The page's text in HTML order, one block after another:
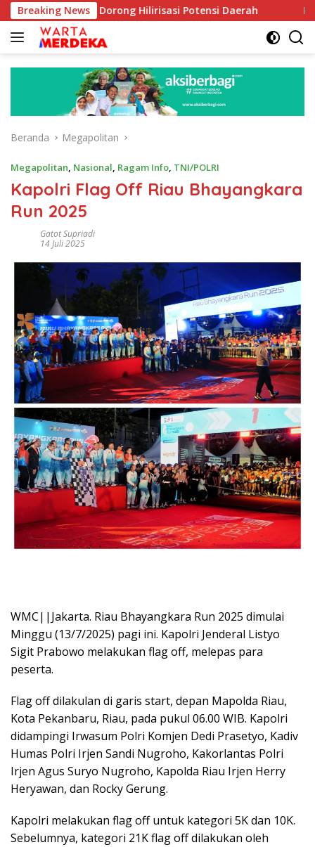
Langsung
ke
konten
Breaking News
Dorong Hilirisasi Potensi Daerah DPR Dorong
Beranda Megapolitan
Megapolitan, Nasional, Ragam Info, TNI/POLRI
Kapolri Flag Off Riau Bhayangkara
Run 2025
Gatot Supriadi
14 Juli 2025
WMC||Jakarta. Riau Bhayangkara Run 2025 dimulai
Minggu (13/7/2025) pagi ini. Kapolri Jenderal Listyo
Sigit Prabowo melakukan flag off, melepas para
peserta.
Flag off dilakulan di garis start, depan Mapolda Riau,
Kota Pekanbaru, Riau, pada pukul 06.00 WIB. Kapolri
didampingi Irwasum Polri Komjen Dedi Prasetyo, Kadiv
Humas Polri Irjen Sandi Nugroho, Kakorlantas Polri
Irjen Agus Suryo Nugroho, Kapolda Riau Irjen Herry
Heryawan, dan Rocky Gerung.
Kapolri melakukan flag off untuk kategori 5K dan 10K.
Sebelumnya, kategori 21K flag off dilakukan oleh